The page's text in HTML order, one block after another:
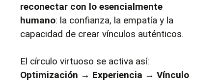
reconectar con lo esencialmente
humano: la confianza, la empatía y la
capacidad de crear vínculos auténticos.
El círculo virtuoso se activa así:
Optimización → Experiencia → Vínculo